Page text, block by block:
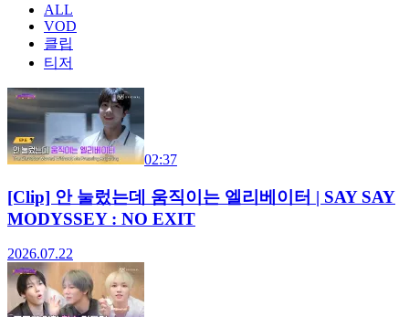
ALL
VOD
클립
티저
02:37
[Clip] 안 눌렀는데 움직이는 엘리베이터 | SAY SAY
MODYSSEY : NO EXIT
2026.07.22